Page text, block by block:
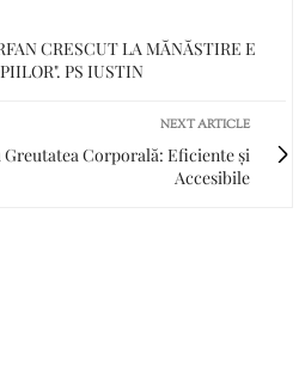
CRESCUT LA MĂNĂSTIRE E
PS IUSTIN
NEXT ARTICLE
Corporală: Eficiente și
Accesibile